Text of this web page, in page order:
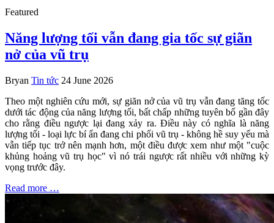
Featured
Năng lượng tối vẫn đang gia tốc sự giãn
nở của vũ trụ
Bryan Tin tức 24 June 2026
Theo một nghiên cứu mới, sự giãn nở của vũ trụ vẫn đang tăng tốc
dưới tác động của năng lượng tối, bất chấp những tuyên bố gần đây
cho rằng điều ngược lại đang xảy ra. Điều này có nghĩa là năng
lượng tối - loại lực bí ẩn đang chi phối vũ trụ - không hề suy yếu mà
vẫn tiếp tục trở nên mạnh hơn, một điều được xem như một "cuộc
khủng hoảng vũ trụ học" vì nó trái ngược rất nhiều với những kỳ
vọng trước đây.
Read more …